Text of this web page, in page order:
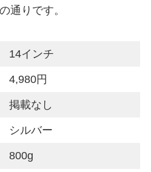
通りです。
14インチ
4,980円
掲載なし
シルバー
800g